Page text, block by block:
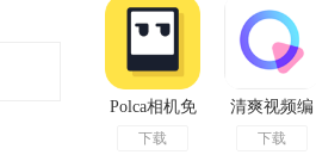
Polca相机免
费版
下载
清爽视频编
辑器手机版
下载